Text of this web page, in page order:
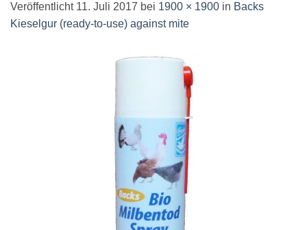
Veröffentlicht 11. Juli 2017 bei 1900 × 1900 in Backs
Kieselgur (ready-to-use) against mite